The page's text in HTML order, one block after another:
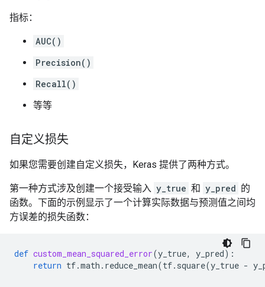
指标：
AUC()
Precision()
Recall()
等等
自定义损失
如果您需要创建自定义损失，Keras 提供了两种方式。
第一种方式涉及创建一个接受输入 y_true 和 y_pred 的
函数。下面的示例显示了一个计算实际数据与预测值之间均
方误差的损失函数：
def custom_mean_squared_error(y_true, y_pred):
return tf.math . reduce_mean(tf. square(y_true -